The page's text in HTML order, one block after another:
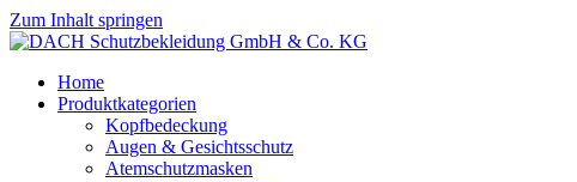
Zum Inhalt springen
Home
Produktkategorien
Kopfbedeckung
Augen & Gesichtsschutz
Atemschutzmasken